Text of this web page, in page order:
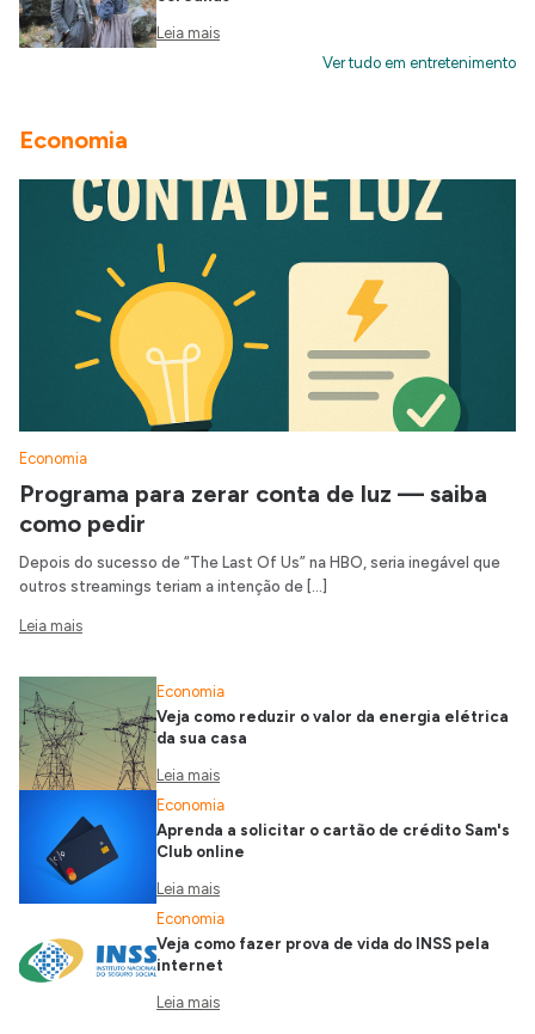
Leia mais
Ver tudo em entretenimento
Economia
Economia
Programa para zerar conta de luz — saiba
como pedir
Depois do sucesso de “The Last Of Us” na HBO, seria inegável que
outros streamings teriam a intenção de […]
Leia mais
Economia
Veja como reduzir o valor da energia elétrica
da sua casa
Leia mais
Economia
Aprenda a solicitar o cartão de crédito Sam's
Club online
Leia mais
Economia
Veja como fazer prova de vida do INSS pela
internet
Leia mais